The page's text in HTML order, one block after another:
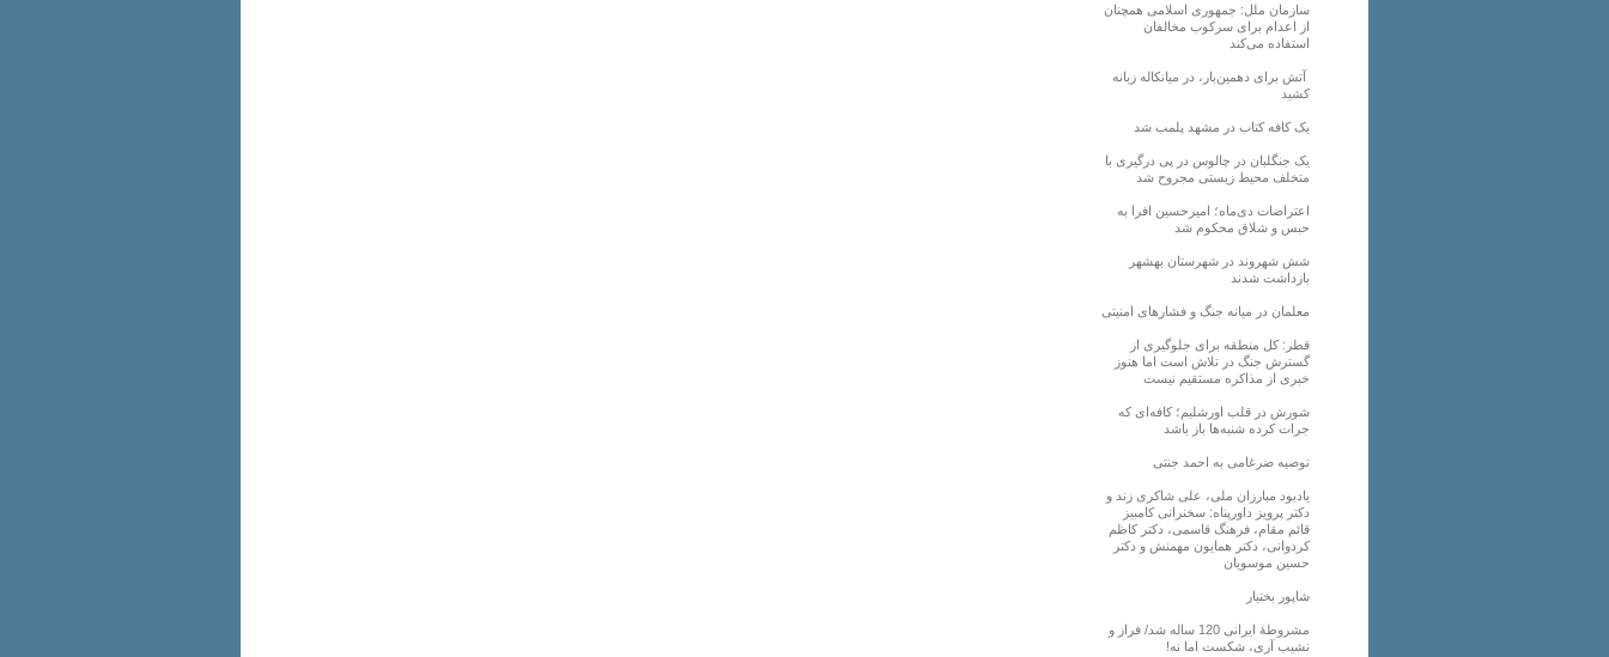
سازمان ملل: جمهوری اسلامی همچنان
از اعدام برای سرکوب مخالفان
استفاده می‌کند
آتش برای دهمین‌بار، در میانکاله زبانه
کشید
یک کافه کتاب در مشهد پلمب شد
یک جنگلبان در چالوس در پی درگیری با
متخلف محیط زیستی مجروح شد
اعتراضات دی‌ماه؛ امیرحسین افرا به
حبس و شلاق محکوم شد
شش شهروند در شهرستان بهشهر
بازداشت شدند
معلمان در میانه جنگ و فشارهای امنیتی
قطر: کل منطقه برای جلوگیری از
گسترش جنگ در تلاش است اما هنوز
خبری از مذاکره مستقیم نیست
شورش در قلب اورشلیم؛ کافه‌ای که
جرات کرده شنبه‌ها باز باشد
توصیه ضرغامی به احمد جنتی
یادبود مبارزان ملی، علی شاکری زند و
دکتر پرویز داورپناه: سخنرانی کامبیز
قائم مقام، فرهنگ قاسمی، دکتر کاظم
کردوانی، دکتر همایون مهمنش و دکتر
حسین موسویان
شاپور بختیار
مشروطۀ ایرانی 120 ساله شد/ فراز و
نشیب آری، شکست اما نه!